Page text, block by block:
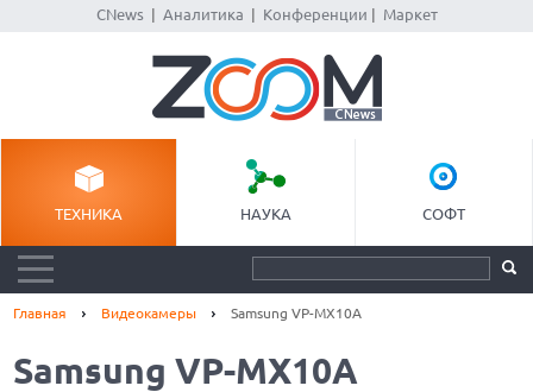
CNews| Аналитика Конференции Маркет
ТЕХНИКА НАУКА СОФТ
Главная Видеокамеры Samsung VP-MX10A
Samsung VP-MX10A